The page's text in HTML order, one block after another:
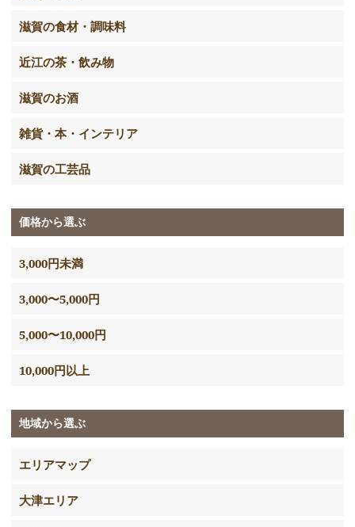
滋賀の食材・調味料
近江の茶・飲み物
滋賀のお酒
雑貨・本・インテリア
滋賀の工芸品
価格から選ぶ
3,000円未満
3,000〜5,000円
5,000〜10,000円
10,000円以上
地域から選ぶ
エリアマップ
大津エリア